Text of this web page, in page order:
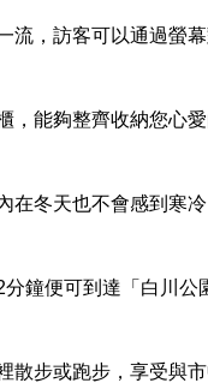
流，訪客可以通過螢幕
，能夠整齊收納您心
在冬天也不會感到寒
分鐘便可到達「白川
散步或跑步，享受與